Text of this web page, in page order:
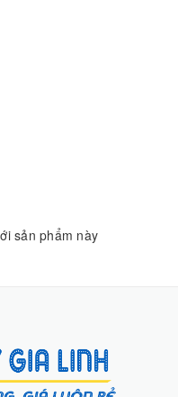
sản phẩm này